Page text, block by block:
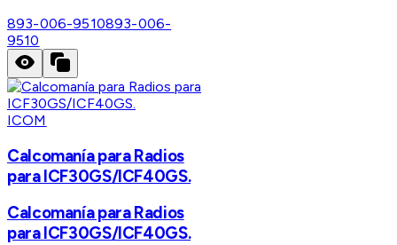
893-006-9510893-006-
9510
ICOM
Calcomanía para Radios
para ICF30GS/ICF40GS.
Calcomanía para Radios
para ICF30GS/ICF40GS.